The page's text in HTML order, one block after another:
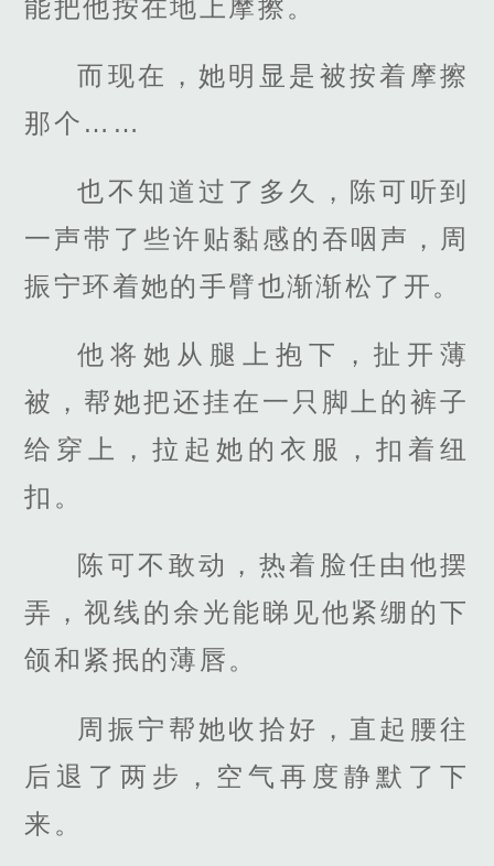
能把他按在地上摩擦。
而现在，她明显是被按着摩擦
那个……
也不知道过了多久，陈可听到
一声带了些许贴黏感的吞咽声，周
振宁环着她的手臂也渐渐松了开。
他将她从腿上抱下，扯开薄
被，帮她把还挂在一只脚上的裤子
给穿上，拉起她的衣服，扣着纽
扣。
陈可不敢动，热着脸任由他摆
弄，视线的余光能睇见他紧绷的下
颌和紧抿的薄唇。
周振宁帮她收拾好，直起腰往
后退了两步，空气再度静默了下
来。